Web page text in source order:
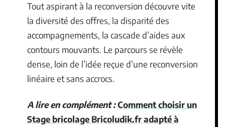
Tout aspirant à la reconversion découvre vite
la diversité des offres, la disparité des
accompagnements, la cascade d’aides aux
contours mouvants. Le parcours se révèle
dense, loin de l’idée reçue d’une reconversion
linéaire et sans accrocs.
A lire en complément :Comment choisir un
Stage bricolage Bricoludik.fr adapté à